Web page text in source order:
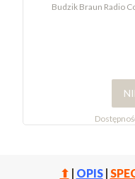
Budzik Braun Radio
⬆ OPIS|